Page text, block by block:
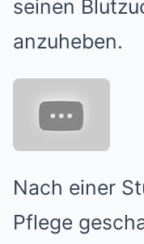
seinen
anzuheben.
Nach einer
Pflege